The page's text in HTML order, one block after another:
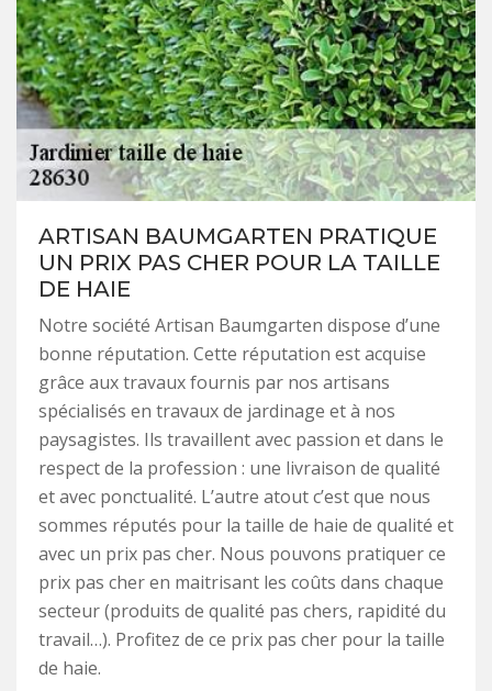
ARTISAN BAUMGARTEN PRATIQUE
UN PRIX PAS CHER POUR LA TAILLE
DE HAIE
Notre société Artisan Baumgarten dispose d’une
bonne réputation. Cette réputation est acquise
grâce aux travaux fournis par nos artisans
spécialisés en travaux de jardinage et à nos
paysagistes. Ils travaillent avec passion et dans le
respect de la profession : une livraison de qualité
et avec ponctualité. L’autre atout c’est que nous
sommes réputés pour la taille de haie de qualité et
avec un prix pas cher. Nous pouvons pratiquer ce
prix pas cher en maitrisant les coûts dans chaque
secteur (produits de qualité pas chers, rapidité du
travail…). Profitez de ce prix pas cher pour la taille
de haie.